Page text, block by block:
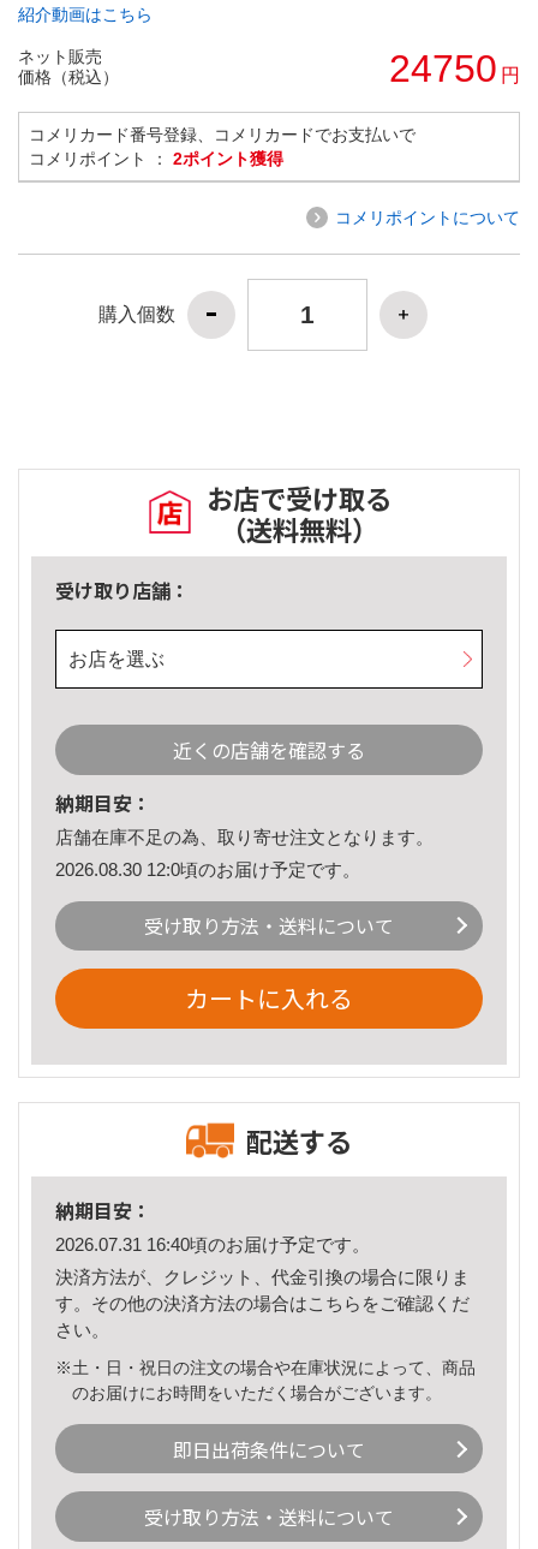
紹介動画はこちら
ネット販売
価格（税込）
24750 円
コメリカード番号登録、コメリカードでお支払いで
コメリポイント ： 2ポイント獲得
コメリポイントについて
購入個数
お店で受け取る
（送料無料）
受け取り店舗：
お店を選ぶ
近くの店舗を確認する
納期目安：
店舗在庫不足の為、取り寄せ注文となります。
2026.08.30 12:0頃のお届け予定です。
受け取り方法・送料について
カートに入れる
配送する
納期目安：
2026.07.31 16:40頃のお届け予定です。
決済方法が、クレジット、代金引換の場合に限りま
す。その他の決済方法の場合はこちら をご確認くだ
さい。
※土・日・祝日の注文の場合や在庫状況によって、商品
のお届けにお時間をいただく場合がございます。
即日出荷条件について
受け取り方法・送料について